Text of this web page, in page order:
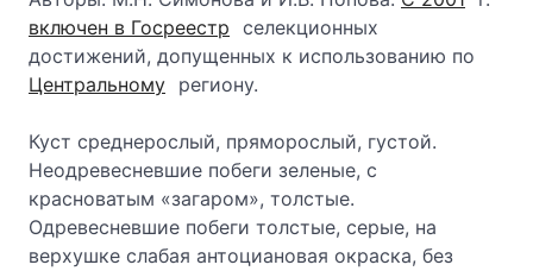
включен в Госреестр селекционных
достижений, допущенных к использованию по
Центральному региону.
Куст среднерослый, пряморослый, густой.
Неодревесневшие побеги зеленые, с
красноватым «загаром», толстые.
Одревесневшие побеги толстые, серые, на
верхушке слабая антоциановая окраска, без